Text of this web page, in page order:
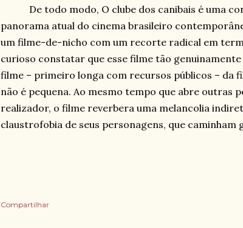
De todo modo, O clube dos canibais é uma
panorama atual do cinema brasileiro
um filme-de-nicho com um recorte radical em
curioso constatar que esse filme tão
filme – primeiro longa com recursos públicos – da
não é pequena. Ao mesmo tempo que abre outras
realizador, o filme reverbera uma melancolia
claustrofobia de seus personagens, que
Compartilhar